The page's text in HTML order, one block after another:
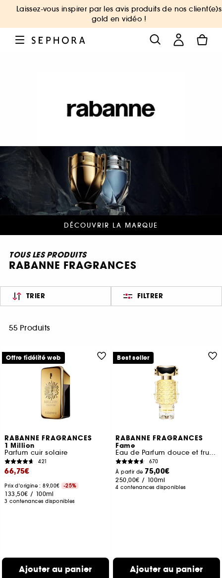
Laissez-vous inspirer par les avis produits de nos client(e)s
gold en vidéo !
DÉCOUVRIR LA MARQUE
TOUS LES PRODUITS
RABANNE FRAGRANCES
TRIER FILTRER
55 Produits
RABANNE FRAGRANCES
1 Million
Parfum cuir solaire
421
66,75€
Prix d'origine : 89,00€ -25%
133,50€ / 100ml
3 contenances disponibles
Ajouter au panier
Offre fidélité web
RABANNE FRAGRANCES
Fame
Eau de Parfum douce et fruitée
670
À partir de 75,00€
250,00€ / 100ml
4 contenances disponibles
Ajouter au panier
Best seller